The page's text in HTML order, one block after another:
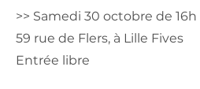
>> Samedi 30 octobre de 16h
59 rue de Flers, à Lille Fives
Entrée libre